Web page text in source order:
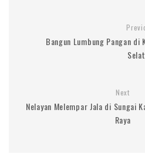
Bangun Lumbung Pangan di
Next
Nelayan Melempar Jala di Sungai
Raya